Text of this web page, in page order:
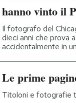
hanno vinto il
Il fotografo del
dieci anni che prova
accidentalmente in
Le prime
Titoloni e fotografie